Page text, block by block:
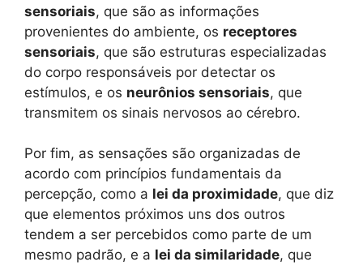
sensoriais, que são as informações
provenientes do ambiente, os receptores
sensoriais, que são estruturas especializadas
do corpo responsáveis por detectar os
estímulos, e os neurônios sensoriais, que
transmitem os sinais nervosos ao cérebro.
Por fim, as sensações são organizadas de
acordo com princípios fundamentais da
percepção, como a lei da proximidade, que diz
que elementos próximos uns dos outros
tendem a ser percebidos como parte de um
mesmo padrão, e a lei da similaridade, que